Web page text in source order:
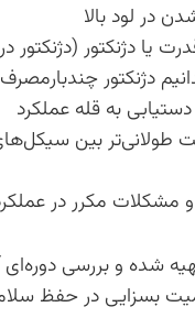
در لود بالا
یا دژنکتور
دژنکتور
دستیابی به قله عملکرد
طولانی‌تر بین
مشکلات مکرر در
شده و بررسی دوره‌ای
بسزایی در حفظ